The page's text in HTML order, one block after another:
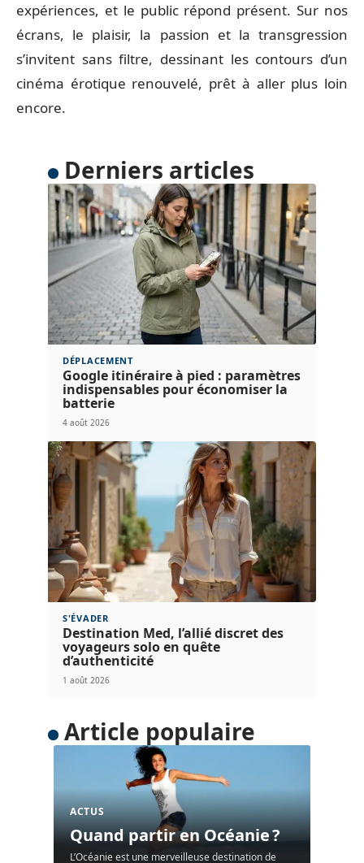
expériences, et le public répond présent. Sur nos
écrans, le plaisir, la passion et la transgression
s’invitent sans filtre, dessinant les contours d’un
cinéma érotique renouvelé, prêt à aller plus loin
encore.
Derniers articles
DÉPLACEMENT
Google itinéraire à pied : paramètres
indispensables pour économiser la
batterie
4 août 2026
S'ÉVADER
Destination Med, l’allié discret des
voyageurs solo en quête
d’authenticité
1 août 2026
Article populaire
ACTUS
Quand partir en Océanie ?
L’Océanie est une merveilleuse destination de